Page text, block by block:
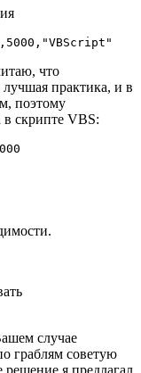
что
лучшая практика, и в
поэтому
в скрипте VBS:
случае
граблям советую
решение я предлагал